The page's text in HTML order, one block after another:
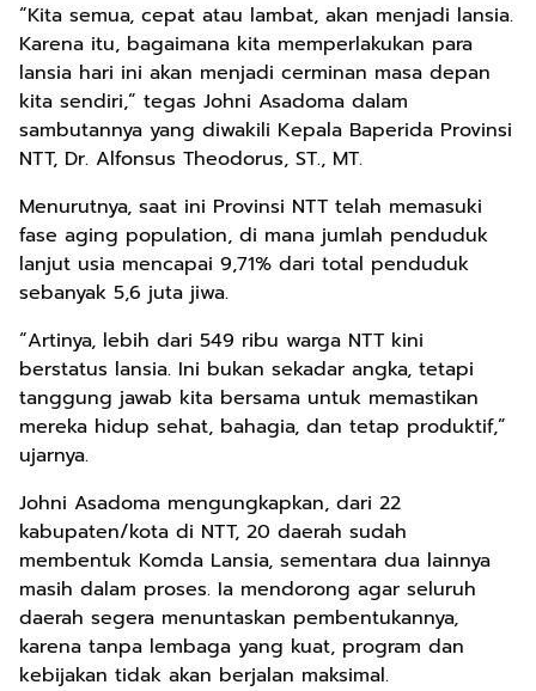
“Kita semua, cepat atau lambat, akan menjadi lansia.
Karena itu, bagaimana kita memperlakukan para
lansia hari ini akan menjadi cerminan masa depan
kita sendiri,” tegas Johni Asadoma dalam
sambutannya yang diwakili Kepala Baperida Provinsi
NTT, Dr. Alfonsus Theodorus, ST., MT.
Menurutnya, saat ini Provinsi NTT telah memasuki
fase aging population, di mana jumlah penduduk
lanjut usia mencapai 9,71% dari total penduduk
sebanyak 5,6 juta jiwa.
“Artinya, lebih dari 549 ribu warga NTT kini
berstatus lansia. Ini bukan sekadar angka, tetapi
tanggung jawab kita bersama untuk memastikan
mereka hidup sehat, bahagia, dan tetap produktif,”
ujarnya.
Johni Asadoma mengungkapkan, dari 22
kabupaten/kota di NTT, 20 daerah sudah
membentuk Komda Lansia, sementara dua lainnya
masih dalam proses. Ia mendorong agar seluruh
daerah segera menuntaskan pembentukannya,
karena tanpa lembaga yang kuat, program dan
kebijakan tidak akan berjalan maksimal.